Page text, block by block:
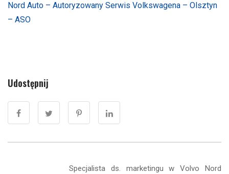
Nord Auto – Autoryzowany Serwis Volkswagena – Olsztyn
– ASO
Udostępnij
Specjalista ds. marketingu w Volvo Nord